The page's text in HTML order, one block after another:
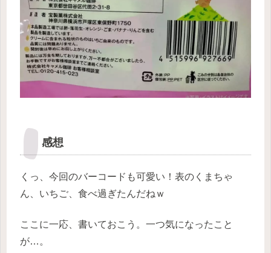
感想
くっ、今回のバーコードも可愛い！表のくまちゃ
ん、いちご、食べ過ぎたんだねｗ
ここに一応、書いておこう。一つ気になったこと
が…。